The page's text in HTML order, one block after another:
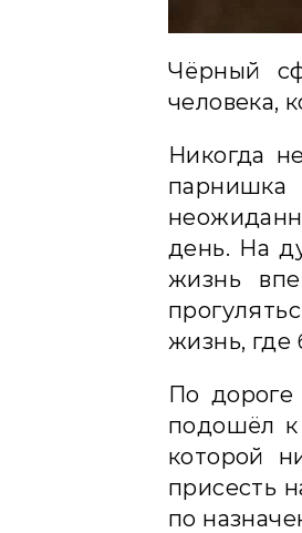
Чёрный
человека,
Никогда
парнишка
день. На
жизнь
жизнь, где
По
подошёл к
которой
присесть
по